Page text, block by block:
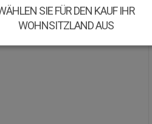
SIE FÜR DEN KAUF IHR
WOHNSITZLAND AUS